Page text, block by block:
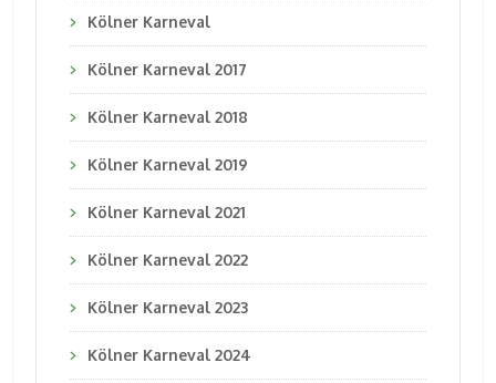
Kölner Karneval
Kölner Karneval 2017
Kölner Karneval 2018
Kölner Karneval 2019
Kölner Karneval 2021
Kölner Karneval 2022
Kölner Karneval 2023
Kölner Karneval 2024